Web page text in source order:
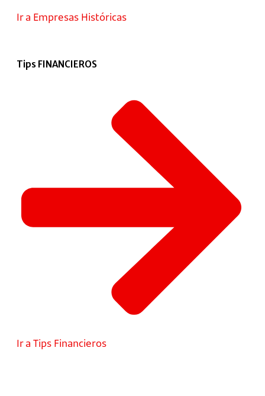
Ir a Empresas Históricas
Tips FINANCIEROS
Ir a Tips Financieros